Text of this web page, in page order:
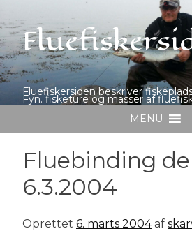
Fluefiskersiden beskriver
Fyn. fisketure og masser af
MENU
Fluebinding
6.3.2004
Oprettet 6. marts 2004af